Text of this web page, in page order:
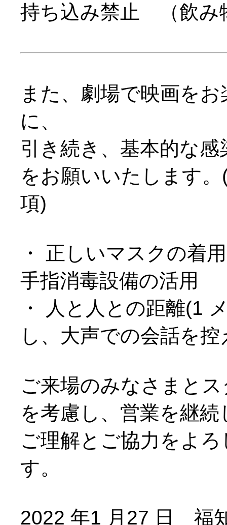
持ち込み禁止 （飲み
また、劇場で映画を
に、
引き続き、基本的な
をお願いいたします
項)
・ 正しいマスクの着
手指消毒設備の活用
・ 人と人との距離(1
し、大声での会話を
ご来場のみなさまと
を考慮し、営業を継
ご理解とご協力をよ
す。
2022 年1 月27 日 福